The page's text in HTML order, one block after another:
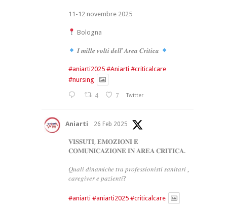
11-12 novembre 2025
Bologna
𝑰 𝒎𝒊𝒍𝒍𝒆 𝒗𝒐𝒍𝒕𝒊 𝒅𝒆𝒍𝒍’ 𝑨𝒓𝒆𝒂 𝑪𝒓𝒊𝒕𝒊𝒄𝒂
#aniarti2025 #Aniarti #criticalcare
#nursing
4 7 Twitter
Aniarti 26 Feb 2025
𝐕𝐈𝐒𝐒𝐔𝐓𝐈, 𝐄𝐌𝐎𝐙𝐈𝐎𝐍𝐈 𝐄
𝐂𝐎𝐌𝐔𝐍𝐈𝐂𝐀𝐙𝐈𝐎𝐍𝐄 𝐈𝐍 𝐀𝐑𝐄𝐀 𝐂𝐑𝐈𝐓𝐈𝐂𝐀.
𝑄𝑢𝑎𝑙𝑖 𝑑𝑖𝑛𝑎𝑚𝑖𝑐ℎ𝑒 𝑡𝑟𝑎 𝑝𝑟𝑜𝑓𝑒𝑠𝑠𝑖𝑜𝑛𝑖𝑠𝑡𝑖 𝑠𝑎𝑛𝑖𝑡𝑎𝑟𝑖 ,
𝑐𝑎𝑟𝑒𝑔𝑖𝑣𝑒𝑟 𝑒 𝑝𝑎𝑧𝑖𝑒𝑛𝑡𝑖?
#aniarti #aniarti2025 #criticalcare